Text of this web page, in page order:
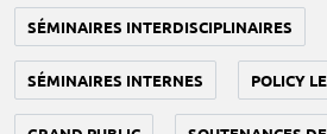
SÉMINAIRES INTERDISCIPLINAIRES
SÉMINAIRES INTERNES POLICY